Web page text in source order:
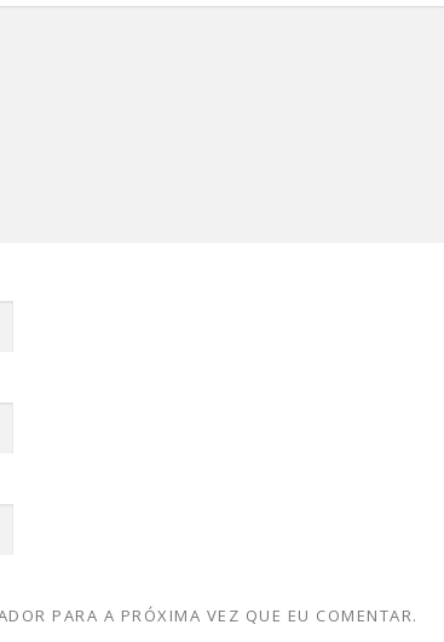
PARA A PRÓXIMA VEZ QUE EU COMENTAR.